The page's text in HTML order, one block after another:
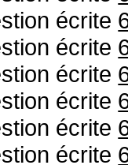
écrite
écrite
écrite
écrite
écrite
écrite